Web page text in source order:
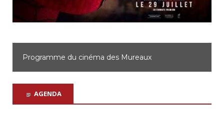
Programme du cinéma d'Achères
AGENDA